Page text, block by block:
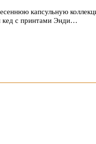
капсульную
кед с принтами Энди…